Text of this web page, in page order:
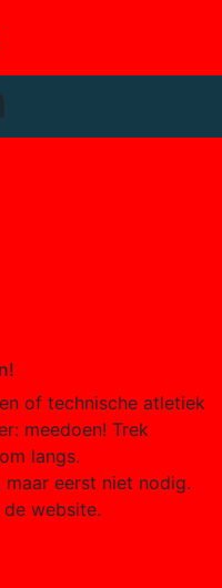
of technische atletiek
meedoen! Trek
langs.
eerst niet nodig.
website.